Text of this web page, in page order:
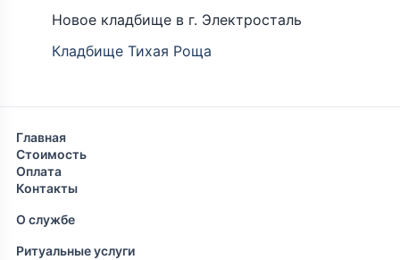
Новое кладбище в г. Электросталь
Кладбище Тихая Роща
Главная
Стоимость
Оплата
Контакты
О службе
Ритуальные услуги